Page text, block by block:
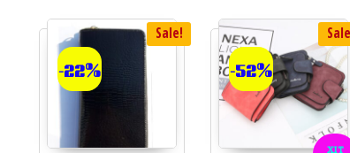
Sale!
-22% -52%
хіт